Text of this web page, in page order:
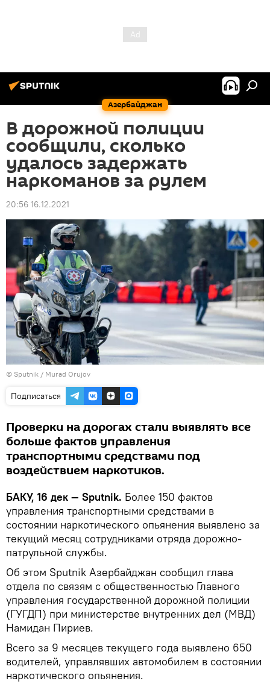
Азербайджан
В дорожной полиции
сообщили, сколько
удалось задержать
наркоманов за рулем
20:56 16.12.2021
© Sputnik / Murad Orujov
Подписаться
Проверки на дорогах стали выявлять все
больше фактов управления
транспортными средствами под
воздействием наркотиков.
БАКУ, 16 дек — Sputnik. Более 150 фактов
управления транспортными средствами в
состоянии наркотического опьянения выявлено за
текущий месяц сотрудниками отряда дорожно-
патрульной службы.
Об этом Sputnik Азербайджан сообщил глава
отдела по связям с общественностью Главного
управления государственной дорожной полиции
(ГУГДП) при министерстве внутренних дел (МВД)
Намидан Пириев.
Всего за 9 месяцев текущего года выявлено 650
водителей, управлявших автомобилем в состоянии
наркотического опьянения.